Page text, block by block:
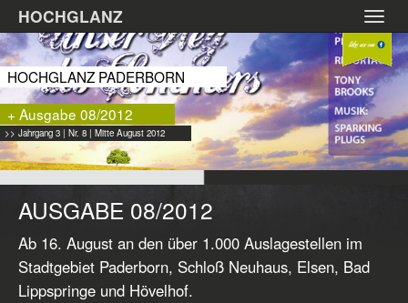
Zum
Hauptinhalt
springen
HOCHGLANZ
HOCHGLANZ PADERBORN
+ Ausgabe 08/2012
>> Jahrgang 3 | Nr. 8 | Mitte August 2012
AUSGABE 08/2012
Ab 16. August an den über 1.000 Auslagestellen im
Stadtgebiet Paderborn, Schloß Neuhaus, Elsen, Bad
Lippspringe und Hövelhof.